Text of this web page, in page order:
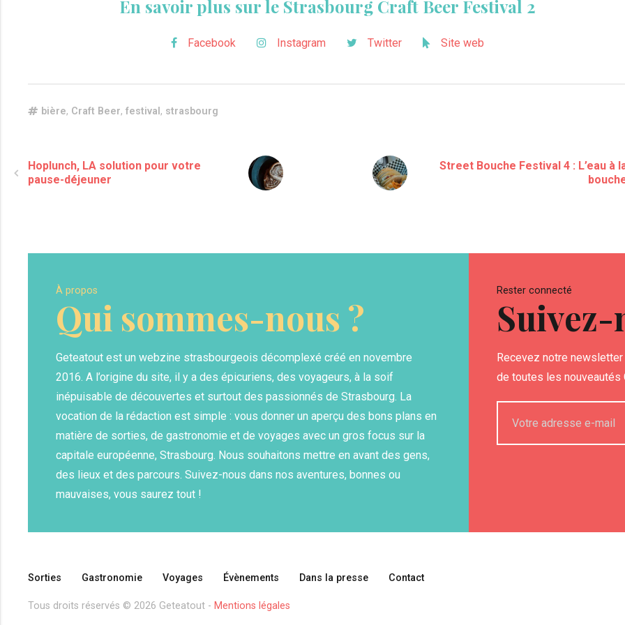
En savoir plus sur le Strasbourg Craft Beer Festival 2
Facebook Instagram Twitter Site web
bière, Craft Beer, festival , strasbourg
Hoplunch, LA solution pour votre
pause-déjeuner
Street Bouche Festival 4 : L’eau à
À propos
Qui sommes-nous ?
Geteatout est un webzine strasbourgeois décomplexé créé en novembre
2016. A l’origine du site, il y a des épicuriens, des voyageurs, à la soif
inépuisable de découvertes et surtout des passionnés de Strasbourg. La
vocation de la rédaction est simple : vous donner un aperçu des bons plans en
matière de sorties, de gastronomie et de voyages avec un gros focus sur la
capitale européenne, Strasbourg. Nous souhaitons mettre en avant des gens,
des lieux et des parcours. Suivez-nous dans nos aventures, bonnes ou
mauvaises, vous saurez tout !
Rester connecté
Suivez-
Recevez notre
de toutes les nouveautés
Sorties Gastronomie Voyages Évènements Dans la presse Contact
Tous droits réservés © 2026 Geteatout - Mentions légales